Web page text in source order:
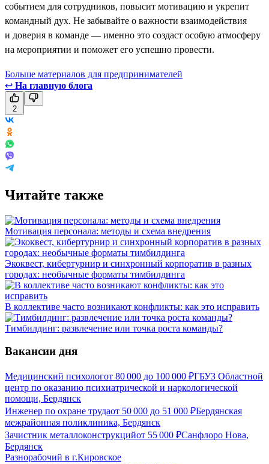
событием для сотрудников, повысит мотивацию и укрепит
командный дух. Не забывайте о важности взаимодействия
и доверия в команде — именно это создаст особую атмосферу
на мероприятии и поможет его успешно провести.
Больше материалов для предпринимателей
↩ На главную блога
2
Читайте также
Мотивация персонала: методы и схема внедрения
Экоквест, кибертурнир и синхронный корпоратив в разных
городах: необычные форматы тимбилдинга
В коллективе часто возникают конфликты: как это исправить
Тимбилдинг: развлечение или точка роста команды?
Вакансии дня
Медицинский психологот 80 000 до 100 000 ₽ГБУЗ Областной
центр по оказанию психиатрической и наркологической
помощи, Бердянск
Инженер по охране трудаот 50 000 до 51 000 ₽Бердянская
межрайонная поликлиника, Бердянск
Зачистник металлоконструкцийот 55 000 ₽Санфлоро Нова,
Бердянск
Разнорабочий в г.Кировское